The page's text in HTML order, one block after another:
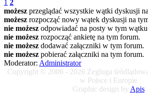
1 2
możesz przeglądać wszystkie wątki dyskusji
możesz rozpocząć nowy wątek dyskusji na
nie możesz odpowiadać na posty w tym
nie możesz rozpocząć ankietę na tym forum.
nie możesz dodawać załączniki w tym forum.
nie możesz pobierać załączniki na tym forum.
Moderator: Administrator
Copyright © 2006 - 2026 Żegluga
w Polsce i Europie
Graphic design by Apis